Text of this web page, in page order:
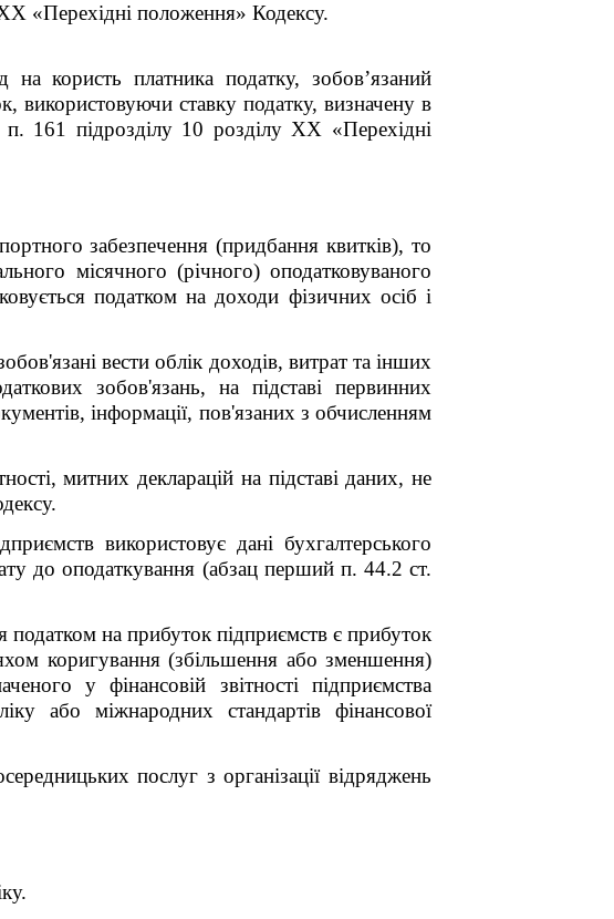
«Перехідні положення» Кодексу.
користь платника податку, зобов’язаний
використовуючи ставку податку, визначену в
п. 161
підрозділу 10 розділу XX «Перехідні
забезпечення (придбання квитків), то
місячного (річного) оподатковуваного
податком на доходи фізичних осіб і
вести облік доходів, витрат та інших
зобов'язань, на підставі первинних
інформації, пов'язаних з обчисленням
митних декларацій на підставі даних, не
використовує дані бухгалтерського
до оподаткування (абзац перший п. 44.2 ст.
на прибуток підприємств є прибуток
коригування (збільшення або зменшення)
у фінансовій звітності підприємства
або міжнародних стандартів фінансової
послуг з організації відряджень